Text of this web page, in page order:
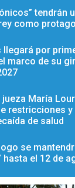
tendrán
como
llegará por
marco de su
jueza María
restricciones y
de salud
se
hasta el 12 de